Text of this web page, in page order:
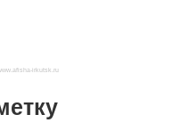
irkutsk.ru